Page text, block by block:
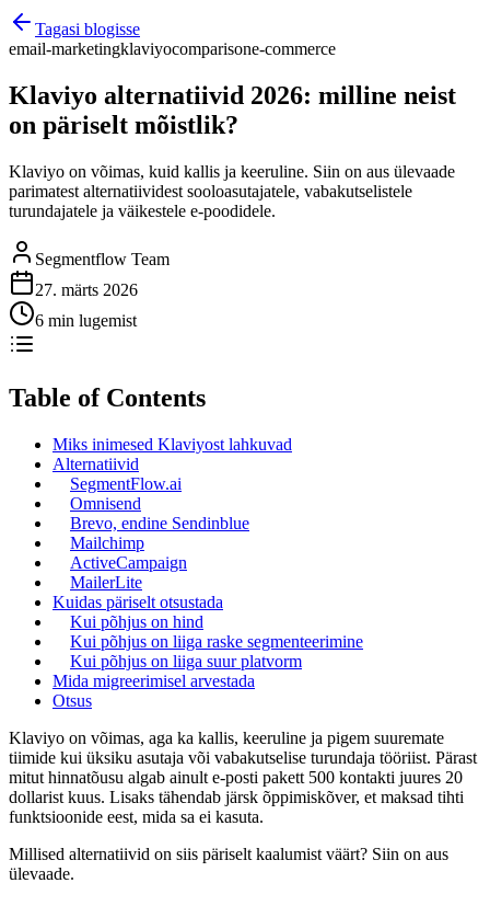
Tagasi blogisse
email-marketingklaviyocomparisone-commerce
Klaviyo alternatiivid 2026: milline neist
on päriselt mõistlik?
Klaviyo on võimas, kuid kallis ja keeruline. Siin on aus ülevaade
parimatest alternatiividest sooloasutajatele, vabakutselistele
turundajatele ja väikestele e-poodidele.
Segmentflow Team
27. märts 2026
6 min lugemist
Table of Contents
Miks inimesed Klaviyost lahkuvad
Alternatiivid
SegmentFlow.ai
Omnisend
Brevo, endine Sendinblue
Mailchimp
ActiveCampaign
MailerLite
Kuidas päriselt otsustada
Kui põhjus on hind
Kui põhjus on liiga raske segmenteerimine
Kui põhjus on liiga suur platvorm
Mida migreerimisel arvestada
Otsus
Klaviyo on võimas, aga ka kallis, keeruline ja pigem suuremate
tiimide kui üksiku asutaja või vabakutselise turundaja tööriist. Pärast
mitut hinnatõusu algab ainult e-posti pakett 500 kontakti juures 20
dollarist kuus. Lisaks tähendab järsk õppimiskõver, et maksad tihti
funktsioonide eest, mida sa ei kasuta.
Millised alternatiivid on siis päriselt kaalumist väärt? Siin on aus
ülevaade.